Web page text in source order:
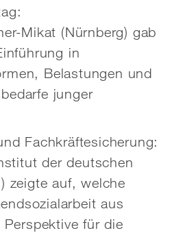
Mikat (Nürnberg) gab
in
Belastungen und
junger
Fachkräftesicherung:
der deutschen
zeigte auf, welche
aus
für die